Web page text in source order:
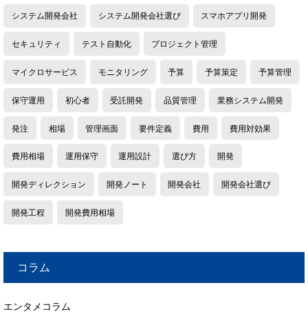
システム開発会社 システム開発会社選び スマホアプリ開発
セキュリティ テスト自動化 プロジェクト管理
マイクロサービス モニタリング 予算 予算策定 予算管理
保守運用 初心者 受託開発 品質管理 業務システム開発
発注 相場 管理画面 要件定義 費用 費用対効果
費用相場 運用保守 運用設計 選び方 開発
開発ディレクション 開発ノート 開発会社 開発会社選び
開発工程 開発費用相場
コラム
エンタメコラム